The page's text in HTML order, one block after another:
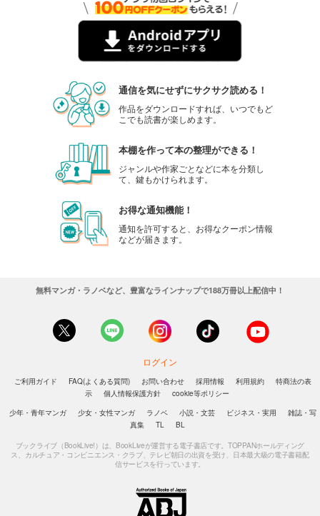
通信を気にせずにサクサク読める！
作品をダウンロードすれば、いつでもど
こでも読書が楽しめます。
本棚を作って本の整理ができる！
ジャンルや作家ごとなどに本を分類し
て、鍵もかけられます。
お得な通知機能！
通知を許可すると、お得なクーポン情報
などが届きます。
無料マンガ・ラノベなど、豊富なラインナップで188万冊以上配信中！
ログイン
ご利用ガイド FAQ(よくある質問) お問い合わせ 採用情報 利用規約
特商法の表
示
個人情報保護方針
cookie等ポリシー
少年・青年マンガ
少女・女性マンガ ラノベ 小説・文芸 ビジネス・実用
雑誌・写
真集
TL BL
ブックライブ（BookLive!）は、BookLiveが運営する電子書店です。TOPPANホールディング
ス、カルチュア・コンビニエンス・クラブ、テレビ朝日の出資を受け、日本最大級の電子書籍配
信サービスを行っています。